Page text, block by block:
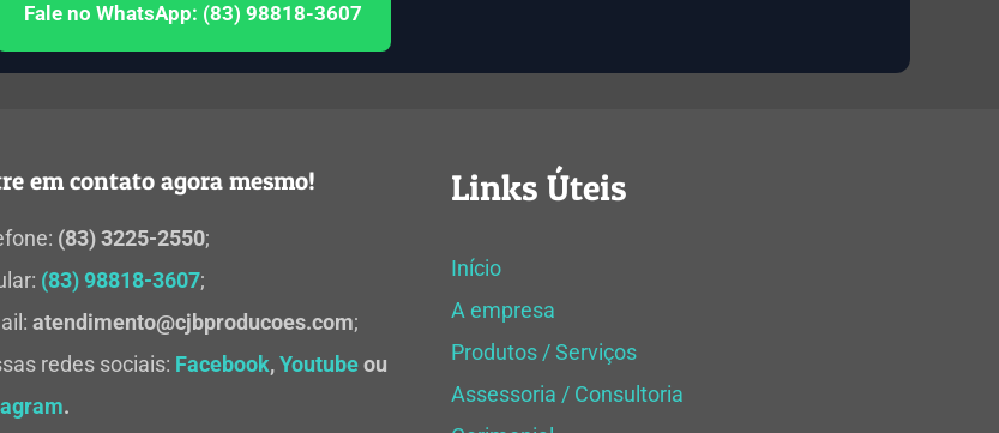
Fale no WhatsApp: (83) 98818-3607
em contato agora mesmo!
(83) 3225-2550;
(83) 98818-3607;
atendimento@cjbproducoes.com;
redes sociais: Facebook,Youtubeou
.
Links Úteis
Início
A empresa
Produtos / Serviços
Assessoria / Consultoria